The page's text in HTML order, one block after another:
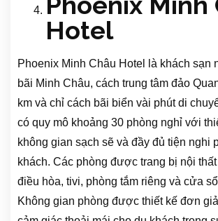
Hotel
Phoenix Minh Châu Hotel là khách sạn
bãi Minh Châu, cách trung tâm đảo
km và chỉ cách bãi biển vài phút di
có quy mô khoảng 30 phòng nghỉ với
không gian sạch sẽ và đầy đủ tiện nghi
khách. Các phòng được trang bị nội
điều hòa, tivi, phòng tắm riêng và cửa
Không gian phòng được thiết kế đơn